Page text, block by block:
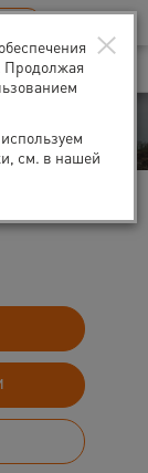
RU EN
×
Продолжая
см. в нашей